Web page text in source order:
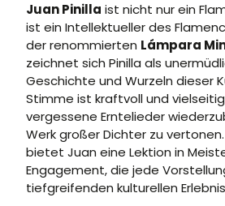
Juan Pinilla ist nicht nur ein
ist ein Intellektueller des
der renommierten Lámpara
zeichnet sich Pinilla als
Geschichte und Wurzeln dieser
Stimme ist kraftvoll und
vergessene Erntelieder
Werk großer Dichter zu
bietet Juan eine Lektion in
Engagement, die jede
tiefgreifenden kulturellen